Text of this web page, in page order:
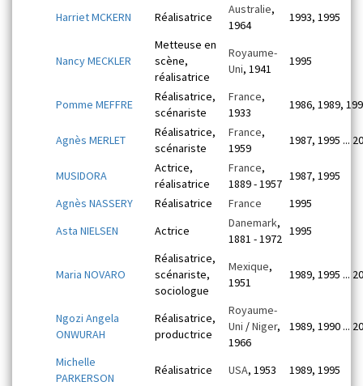
Harriet MCKERN Réalisatrice
Australie,
1964
1993, 1995
Nancy MECKLER
Metteuse en
scène,
réalisatrice
Royaume-
Uni, 1941
1995
Pomme MEFFRE
Réalisatrice,
scénariste
France,
1933
1986, 1989,
Agnès MERLET
Réalisatrice,
scénariste
France,
1959
1987, 1995 ...
MUSIDORA
Actrice,
réalisatrice
France,
1889 - 1957
1987, 1995
Agnès NASSERY
Réalisatrice France
1995
Asta NIELSEN
Actrice
Danemark,
1881 - 1972
1995
Maria NOVARO
Réalisatrice,
scénariste,
sociologue
Mexique,
1951
1989, 1995 ...
Ngozi Angela
ONWURAH
Réalisatrice,
productrice
Royaume-
Uni /Niger,
1966
1989, 1990 ...
Michelle
PARKERSON
Réalisatrice USA, 1953 1989, 1995